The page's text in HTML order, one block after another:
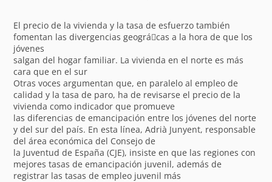
El precio de la vivienda y la tasa de esfuerzo también
fomentan las divergencias geográ􀁽cas a la hora de que los
jóvenes
salgan del hogar familiar. La vivienda en el norte es más
cara que en el sur
Otras voces argumentan que, en paralelo al empleo de
calidad y la tasa de paro, ha de revisarse el precio de la
vivienda como indicador que promueve
las diferencias de emancipación entre los jóvenes del norte
y del sur del país. En esta línea, Adrià Junyent, responsable
del área económica del Consejo de
la Juventud de España (CJE), insiste en que las regiones con
mejores tasas de emancipación juvenil, además de
registrar las tasas de empleo juvenil más